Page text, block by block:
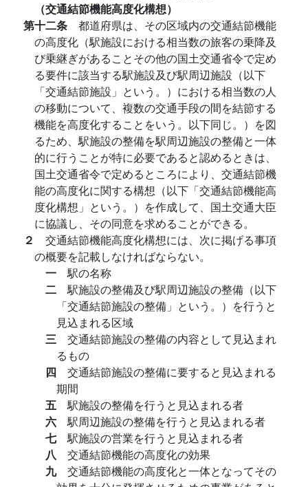
（交通結節機能高度化構想）
第十二条 都道府県は、その区域内の交通結節機能
の高度化（駅施設における相当数の旅客の乗降及
び乗継ぎがあることその他の国土交通省令で定め
る要件に該当する駅施設及び駅周辺施設（以下
「交通結節施設」という。）における相当数の人
の移動について、複数の交通手段の間を結節する
機能を高度化することをいう。以下同じ。）を図
るため、駅施設の整備を駅周辺施設の整備と一体
的に行うことが特に必要であると認めるときは、
国土交通省令で定めるところにより、交通結節機
能の高度化に関する構想（以下「交通結節機能高
度化構想」という。）を作成して、国土交通大臣
に協議し、その同意を求めることができる。
２ 交通結節機能高度化構想には、次に掲げる事項
の概要を記載しなければならない。
一駅の名称
二駅施設の整備及び駅周辺施設の整備（以下
「交通結節施設の整備」という。）を行うと
見込まれる区域
三 交通結節施設の整備の内容として見込まれ
るもの
四 交通結節施設の整備に要すると見込まれる
期間
五駅施設の整備を行うと見込まれる者
六駅周辺施設の整備を行うと見込まれる者
七駅施設の営業を行うと見込まれる者
八 交通結節機能の高度化の効果
九 交通結節機能の高度化と一体となってその